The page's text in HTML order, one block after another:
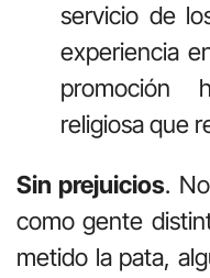
servicio de
experiencia
promoción
religiosa que
Sin prejuicios.
como gente
metido la pata,